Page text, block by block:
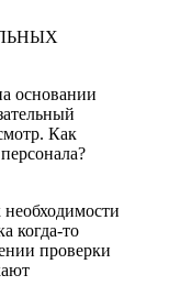
основании
Как
необходимости
когда-то
проверки